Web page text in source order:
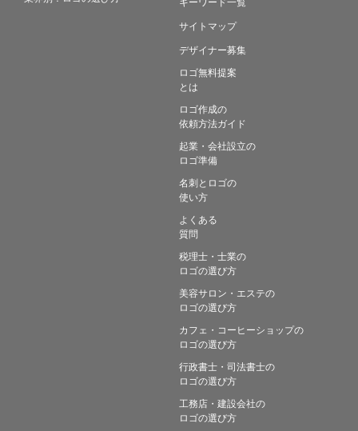
サイトマップ
デザイナー募集
ロゴ無料提案
とは
ロゴ作成の
依頼方法ガイド
起業・会社設立の
ロゴ準備
名刺とロゴの
使い方
よくある
質問
税理士・士業の
ロゴの選び方
美容サロン・エステの
ロゴの選び方
カフェ・コーヒーショップの
ロゴの選び方
行政書士・司法書士の
ロゴの選び方
工務店・建設会社の
ロゴの選び方